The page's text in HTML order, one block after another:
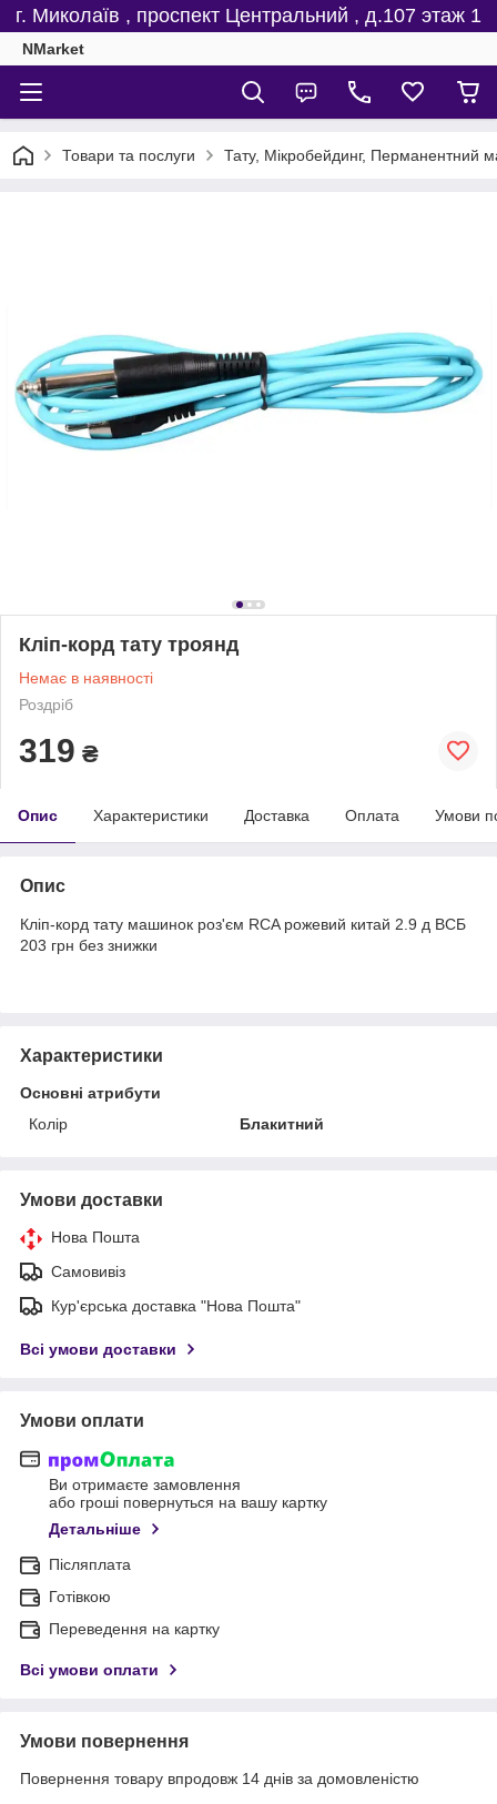
г. Миколаїв , проспект Центральний , д.107 этаж 1
NMarket
Товари та послуги Тату, Мікробейдинг, Перманентний
Кліп-корд тату троянд
Немає в наявності
Роздріб
319 ₴
Опис Характеристики Доставка Оплата Умови
Опис
Кліп-корд тату машинок роз'єм RCA рожевий китай 2.9 д ВСБ
203 грн без знижки
Характеристики
Основні атрибути
Колір
Блакитний
Умови доставки
Нова Пошта
Самовивіз
Кур'єрська доставка "Нова Пошта"
Всі умови доставки
Умови оплати
Ви отримаєте замовлення
або гроші повернуться на вашу картку
Детальніше
Післяплата
Готівкою
Переведення на картку
Всі умови оплати
Умови повернення
Повернення товару впродовж 14 днів за домовленістю